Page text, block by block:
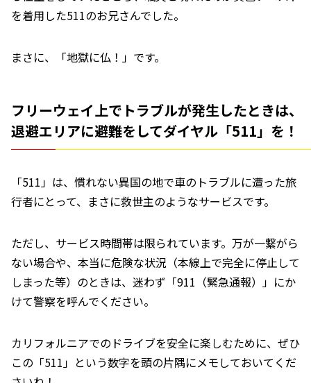
を着用した511のお兄さんでした。
まさに、「地獄に仏！」です。
フリーウェイ上でトラブルが発生したときは、
退避エリアに避難をしてダイヤル「511」を！
「511」は、慣れない異国の地で車のトラブルに遭った旅
行者にとって、まさに救世主のようなサービスです。
ただし、サービス時間帯は限られています。万が一繋がら
ない場合や、本当に危険な状況（本線上で完全に停止して
しまった等）のときは、迷わず「911（緊急通報）」にか
けて警察を呼んでください。
カリフォルニアでのドライブを安全に楽しむために、ぜひ
この「511」という数字を頭の片隅にメモしておいてくだ